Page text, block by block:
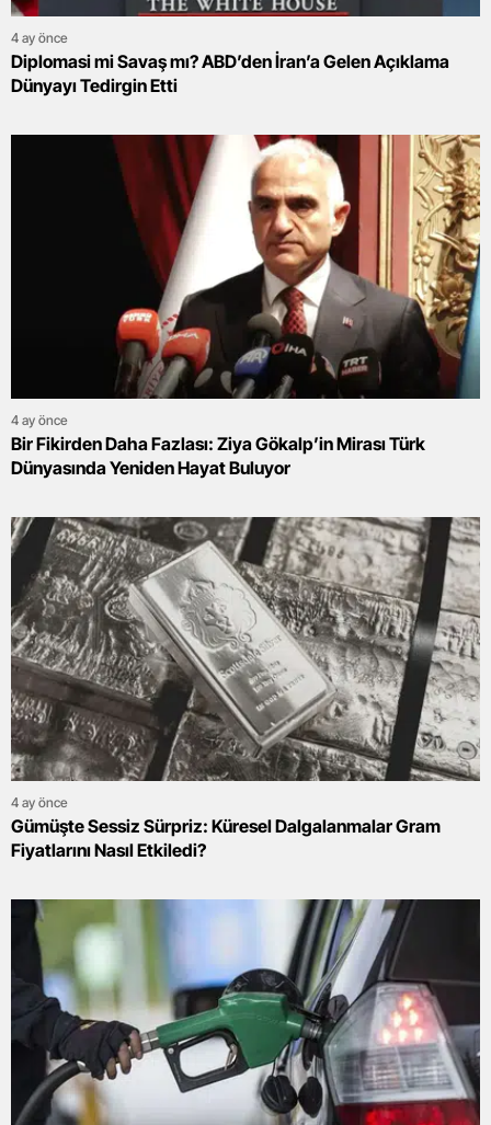
4 ay önce
Diplomasi mi Savaş mı? ABD’den İran’a Gelen Açıklama
Dünyayı Tedirgin Etti
4 ay önce
Bir Fikirden Daha Fazlası: Ziya Gökalp’in Mirası Türk
Dünyasında Yeniden Hayat Buluyor
4 ay önce
Gümüşte Sessiz Sürpriz: Küresel Dalgalanmalar Gram
Fiyatlarını Nasıl Etkiledi?